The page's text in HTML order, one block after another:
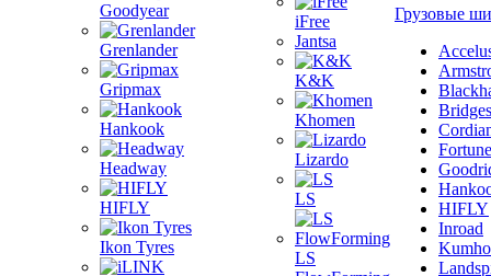
Goodyear
Grenlander
Gripmax
Hankook
Headway
HIFLY
Ikon Tyres
iFree
Jantsa
K&K
Khomen
Lizardo
LS
LS
Грузовые
Fortune
HIFLY
Inroad
Kumho